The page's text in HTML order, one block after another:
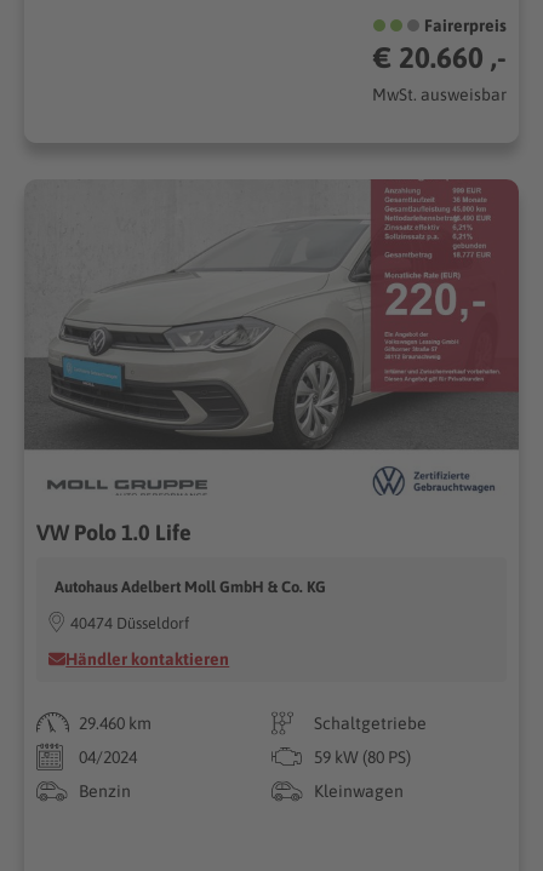
Fairerpreis
€ 20.660 ,-
MwSt. ausweisbar
VW Polo 1.0 Life
Autohaus Adelbert Moll GmbH & Co. KG
40474 Düsseldorf
Händler kontaktieren
29.460 km
Schaltgetriebe
04/2024
59 kW (80 PS)
Benzin
Kleinwagen